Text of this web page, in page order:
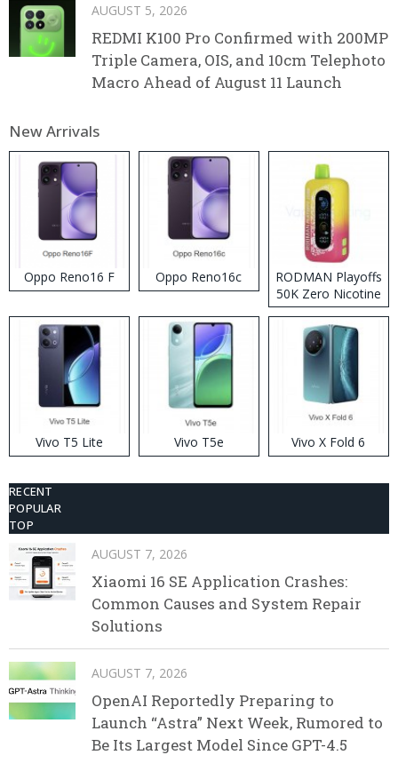
AUGUST 5, 2026
REDMI K100 Pro Confirmed with 200MP
Triple Camera, OIS, and 10cm Telephoto
Macro Ahead of August 11 Launch
New Arrivals
Oppo Reno16 F Oppo Reno16c
RODMAN Playoffs
50K Zero Nicotine
Disposable Vape
Vivo T5 Lite Vivo T5e Vivo X Fold 6
RECENT
POPULAR
TOP
AUGUST 7, 2026
Xiaomi 16 SE Application Crashes:
Common Causes and System Repair
Solutions
AUGUST 7, 2026
OpenAI Reportedly Preparing to
Launch “Astra” Next Week, Rumored to
Be Its Largest Model Since GPT-4.5